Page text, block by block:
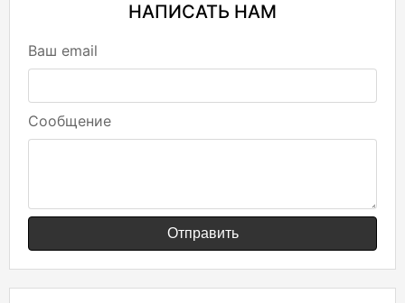
НАПИСАТЬ НАМ
Ваш email
Сообщение
Отправить